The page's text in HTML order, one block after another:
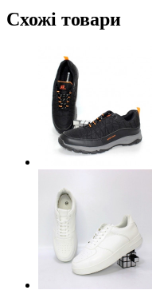
Схожі товари